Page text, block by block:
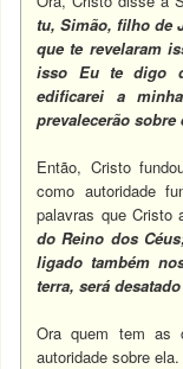
tu, Simão, filho de
que te revelaram
isso Eu te digo
edificarei a
prevalecerão sobre
Então, Cristo
como autoridade
palavras que Cristo
do Reino dos
ligado também
terra, será
Ora quem tem as
autoridade sobre ela.